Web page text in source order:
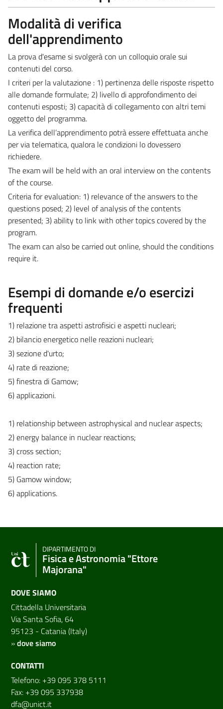
Modalità di verifica
dell'apprendimento
La prova d'esame si svolgerà con un colloquio orale sui
contenuti del corso.
I criteri per la valutazione : 1) pertinenza delle risposte rispetto
alle domande formulate; 2) livello di approfondimento dei
contenuti esposti; 3) capacità di collegamento con altri temi
oggetto del programma.
La verifica dell’apprendimento potrà essere effettuata anche
per via telematica, qualora le condizioni lo dovessero
richiedere.
The exam will be held with an oral interview on the contents
of the course.
Criteria for evaluation: 1) relevance of the answers to the
questions posed; 2) level of analysis of the contents
presented; 3) ability to link with other topics covered by the
program.
The exam can also be carried out online, should the conditions
require it.
Esempi di domande e/o esercizi
frequenti
1) relazione tra aspetti astrofisici e aspetti nucleari;
2) bilancio energetico nelle reazioni nucleari;
3) sezione d'urto;
4) rate di reazione;
5) finestra di Gamow;
6) applicazioni.
1) relationship between astrophysical and nuclear aspects;
2) energy balance in nuclear reactions;
3) cross section;
4) reaction rate;
5) Gamow window;
6) applications.
DIPARTIMENTO DI
Fisica e Astronomia "Ettore
Majorana"
DOVE SIAMO
Cittadella Universitaria
Via Santa Sofia, 64
95123 - Catania (Italy)
»dove siamo
CONTATTI
Telefono: +39 095 378 5111
Fax: +39 095 337938
dfa@unict.it